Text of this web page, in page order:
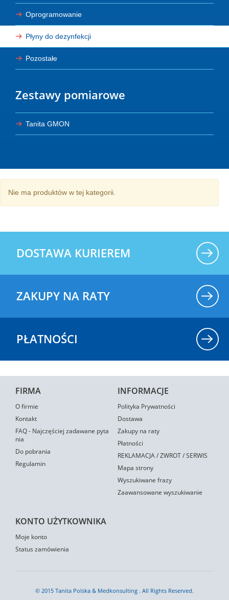
Oprogramowanie
Płyny do dezynfekcji
Pozostałe
Zestawy pomiarowe
Tanita GMON
Nie ma produktów w tej kategorii.
DOSTAWA KURIEREM
ZAKUPY NA RATY
PŁATNOŚCI
FIRMA
O firmie
Kontakt
FAQ - Najczęściej zadawane pyta
nia
Do pobrania
Regulamin
INFORMACJE
Polityka Prywatności
Dostawa
Zakupy na raty
Płatności
REKLAMACJA / ZWROT / SERWIS
Mapa strony
Wyszukiwane frazy
Zaawansowane wyszukiwanie
KONTO UŻYTKOWNIKA
Moje konto
Status zamówienia
© 2015 Tanita Polska & Medkonsulting . All Rights Reserved.